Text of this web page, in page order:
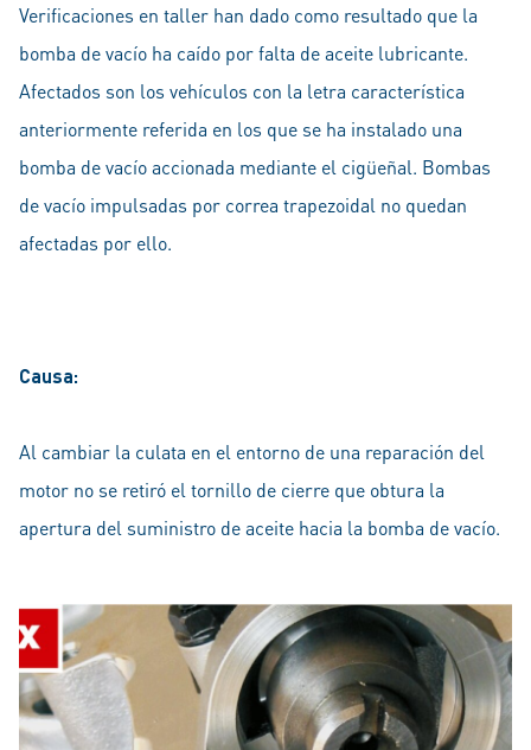
Verificaciones en taller han dado como resultado que la
bomba de vacío ha caído por falta de aceite lubricante.
Afectados son los vehículos con la letra característica
anteriormente referida en los que se ha instalado una
bomba de vacío accionada mediante el cigüeñal. Bombas
de vacío impulsadas por correa trapezoidal no quedan
afectadas por ello.
Causa:
Al cambiar la culata en el entorno de una reparación del
motor no se retiró el tornillo de cierre que obtura la
apertura del suministro de aceite hacia la bomba de vacío.